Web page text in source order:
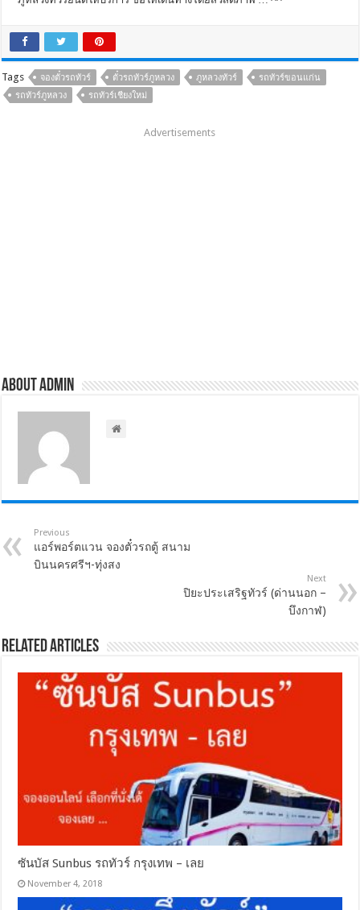
Tags จองตั๋วรถทัวร์ ตั๋วรถทัวร์ภูหลวง ภูหลวงทัวร์
รถทัวร์ขอนแก่น
รถทัวร์ภูหลวง
รถทัวร์เชียงใหม่
Advertisements
About admin
Previous
แอร์พอร์ตแวน จองตั๋วรถตู้ สนาม
บินนครศรีฯ-ทุ่งสง
Next
ปิยะประเสริฐทัวร์ (ด่านนอก –
บึงกาฬ)
Related Articles
ซันบัส Sunbus รถทัวร์ กรุงเทพ – เลย
November 4, 2018